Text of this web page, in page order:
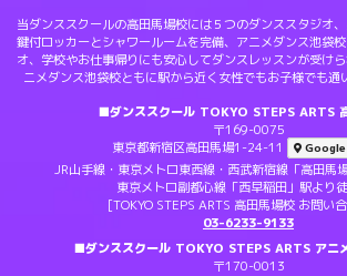
当ダンススクールの高田馬場校には５つのダンススタジオ
鍵付ロッカーとシャワールームを完備、アニメダンス池袋
オ、学校やお仕事帰りにも安心してダンスレッスンが受け
ニメダンス池袋校ともに駅から近く女性でもお子様でも通
■ダンススクール TOKYO STEPS ARTS
〒169-0075
東京都新宿区高田馬場1-24-11
Google
JR山手線・東京メトロ東西線・西武新宿線「高田馬
東京メトロ副都心線「西早稲田」駅より
[TOKYO STEPS ARTS 高田馬場校 お問い
03-6233-9133
■ダンススクール TOKYO STEPS ARTS アニ
〒170-0013